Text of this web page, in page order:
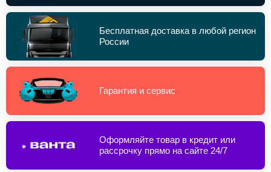
Бесплатная доставка в любой регион
России
Гарантия и сервис
Оформляйте товар в кредит или
рассрочку прямо на сайте 24/7